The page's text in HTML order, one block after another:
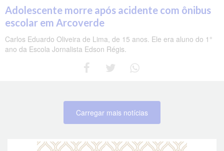
Adolescente morre após acidente com ônibus
escolar em Arcoverde
Carlos Eduardo Oliveira de Lima, de 15 anos. Ele era aluno do 1°
ano da Escola Jornalista Edson Régis.
Carregar mais notícias